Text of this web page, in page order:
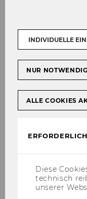
INDIVIDUELLE
NUR
ALLE COOKIES
Diese
technisch
unserer